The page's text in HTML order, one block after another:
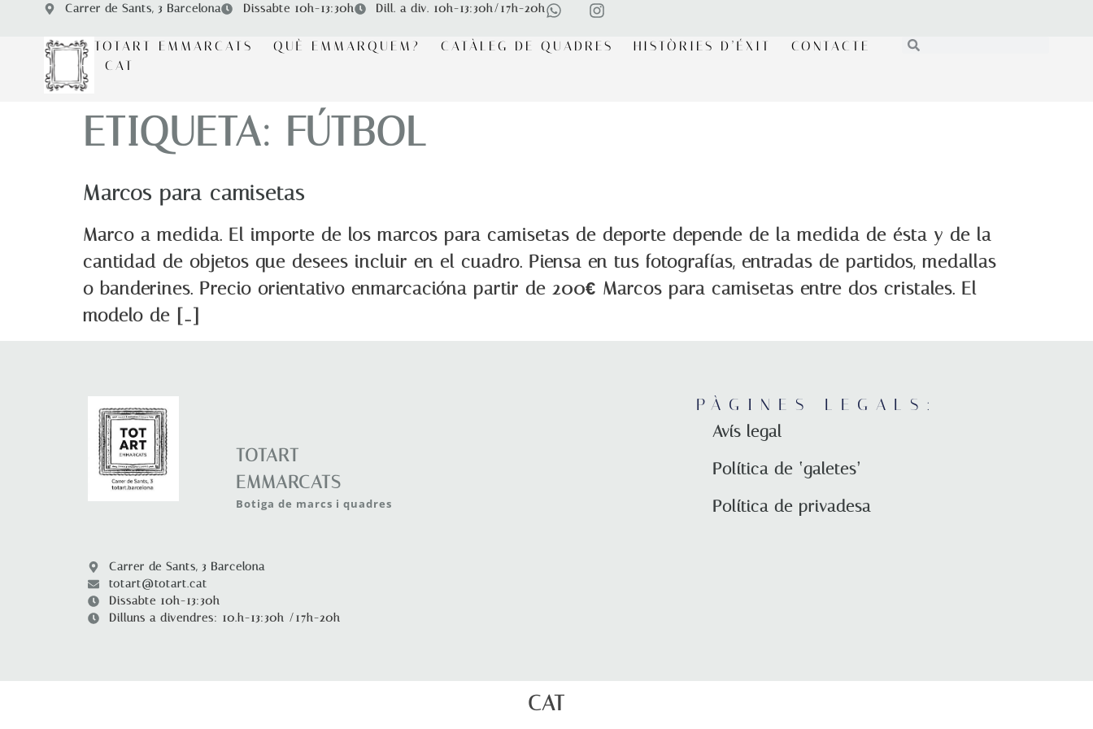
Carrer de Sants, 3 Barcelona Dissabte 10h-13:30h Dill. a div. 10h-13:30h/17h-20h
TOTART EMMARCATS QUÈ EMMARQUEM? CATÀLEG DE QUADRES HISTÒRIES D’ÉXIT
CONTACTE
CAT
ETIQUETA: FÚTBOL
Marcos para camisetas
Marco a medida. El importe de los marcos para camisetas de deporte depende de la medida de ésta y de la
cantidad de objetos que desees incluir en el cuadro. Piensa en tus fotografías, entradas de partidos, medallas
o banderines. Precio orientativo enmarcacióna partir de 200€ Marcos para camisetas entre dos cristales. El
modelo de […]
TOTART
EMMARCATS
Botiga de marcs i quadres
Carrer de Sants, 3 Barcelona
totart@totart.cat
Dissabte 10h-13:30h
Dilluns a divendres: 10.h-13:30h /17h-20h
PÀGINES LEGALS:
Avís legal
Política de ‘galetes’
Política de privadesa
CAT